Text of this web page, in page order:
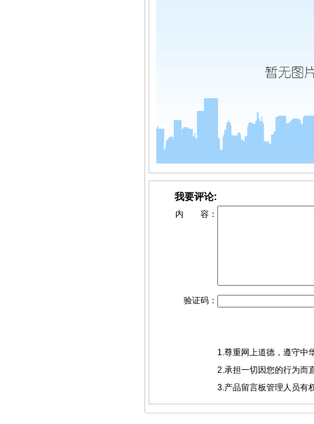
我要评论:
内 容：
验证码：
1.尊重网上道德，遵守中
2.承担一切因您的行为而
3.产品留言板管理人员有